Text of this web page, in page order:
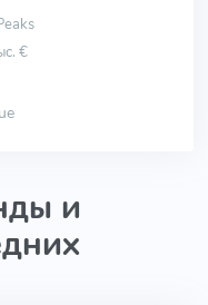
€
и